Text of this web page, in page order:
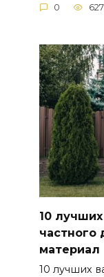
0 627
10
частного
материал
10 лучших